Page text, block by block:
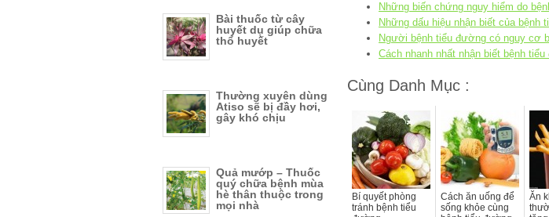
Những biến chứng nguy hiểm do
Những dấu hiệu nhận biết của bệnh
Người bệnh tiểu đường có nguy cơ
Cách nhanh nhất nhận biết bệnh
Cùng Danh Mục :
Bí quyết phòng
tránh bệnh tiểu
Cách ăn uống để
sống khỏe cùng
Ăn
Bài thuốc từ cây
huyết dụ giúp chữa
thổ huyết
Thường xuyên dùng
Atiso sẽ bị đầy hơi,
gây khó chịu
Quả mướp – Thuốc
quý chữa bệnh mùa
hè thân thuộc trong
mọi nhà